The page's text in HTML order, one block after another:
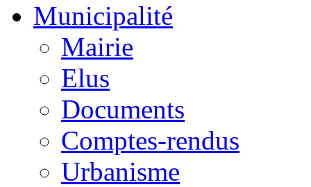
Municipalité
Mairie
Elus
Documents
Comptes-rendus
Urbanisme